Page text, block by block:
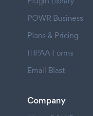
POWR Business
Plans & Pricing
HIPAA Forms
Email Blast
Company